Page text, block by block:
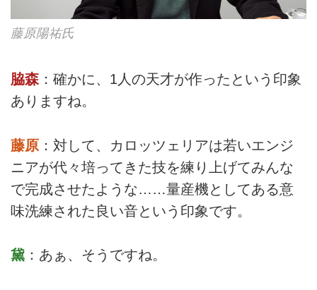
藤原陽祐氏
脇森 ：確かに、1人の天才が作ったという印象
ありますね。
藤原 ：対して、カロッツェリアは若いエンジ
ニアが代々培ってきた技を練り上げてみんな
で完成させたような……量産機としてある意
味洗練された良い音という印象です。
黛 ：あぁ、そうですね。